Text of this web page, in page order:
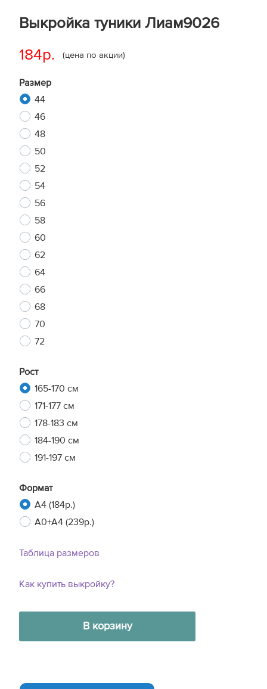
Выкройка туники Лиам9026
184р. (цена по акции)
Размер
44
46
48
50
52
54
56
58
60
62
64
66
68
70
72
Рост
165-170 см
171-177 см
178-183 см
184-190 см
191-197 см
Формат
A4 (184р.)
A0+A4 (239р.)
Таблица размеров
Как купить выкройку?
В корзину